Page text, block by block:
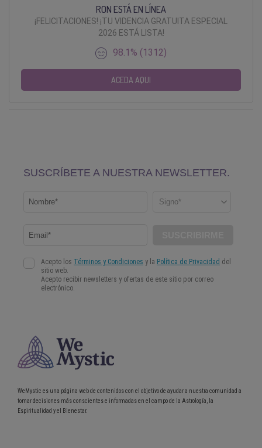
RON ESTÁ EN LÍNEA
¡FELICITACIONES! ¡TU VIDENCIA GRATUITA ESPECIAL
2026 ESTÁ LISTA!
98.1% (1312)
ACEDA AQUI
WeMystic es una página web de contenidos con el objetivo de ayudar a nuestra comunidad a
tomar decisiones más conscientes e informadas en el campo de la Astrología, la
Espiritualidad y el Bienestar.